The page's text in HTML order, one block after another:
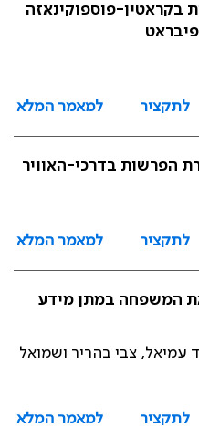
בקראטין-פוספוקינאזה
לתקציר
למאמר המלא
הפרשות בדרכי-האוויר
לתקציר
למאמר המלא
המשפחה במתן מידע
עמיאל, צבי בהריר ושמואל
לתקציר
למאמר המלא